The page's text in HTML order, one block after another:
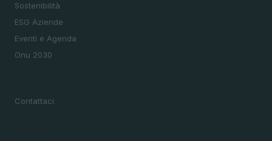
Sostenibilità
ESG Aziende
Eventi e Agenda
Onu 2030
Contattaci